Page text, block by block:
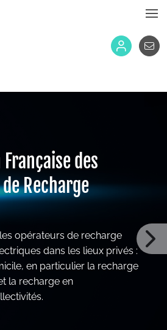
des
Recharge
les opérateurs de recharge
dans les lieux privés :
en particulier la recharge
la recharge en